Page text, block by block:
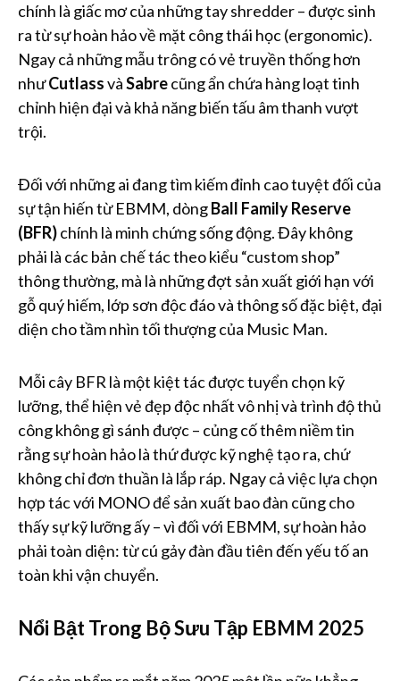
chính là giấc mơ của những tay shredder – được sinh
ra từ sự hoàn hảo về mặt công thái học (ergonomic).
Ngay cả những mẫu trông có vẻ truyền thống hơn
nhưCutlassvàSabrecũng ẩn chứa hàng loạt tinh
chỉnh hiện đại và khả năng biến tấu âm thanh vượt
trội.
Đối với những ai đang tìm kiếm đỉnh cao tuyệt đối của
sự tận hiến từ EBMM, dòngBall Family Reserve
(BFR)chính là minh chứng sống động. Đây không
phải là các bản chế tác theo kiểu “custom shop”
thông thường, mà là những đợt sản xuất giới hạn với
gỗ quý hiếm, lớp sơn độc đáo và thông số đặc biệt, đại
diện cho tầm nhìn tối thượng của Music Man.
Mỗi cây BFR là một kiệt tác được tuyển chọn kỹ
lưỡng, thể hiện vẻ đẹp độc nhất vô nhị và trình độ thủ
công không gì sánh được – củng cố thêm niềm tin
rằng sự hoàn hảo là thứ được kỹ nghệ tạo ra, chứ
không chỉ đơn thuần là lắp ráp. Ngay cả việc lựa chọn
hợp tác với MONO để sản xuất bao đàn cũng cho
thấy sự kỹ lưỡng ấy – vì đối với EBMM, sự hoàn hảo
phải toàn diện: từ cú gảy đàn đầu tiên đến yếu tố an
toàn khi vận chuyển.
Nổi Bật Trong Bộ Sưu Tập EBMM 2025